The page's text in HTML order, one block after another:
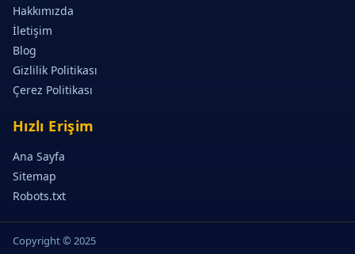
Hakkımızda
İletişim
Blog
Gizlilik Politikası
Çerez Politikası
Hızlı Erişim
Ana Sayfa
Sitemap
Robots.txt
Copyright © 2025